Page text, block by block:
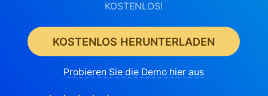
KOSTENLOS!
KOSTENLOS HERUNTERLADEN
Probieren Sie die Demo hier aus